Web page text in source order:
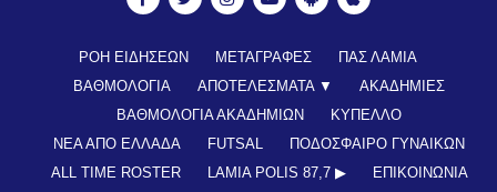
ΡΟΗ ΕΙΔΗΣΕΩΝ ΜΕΤΑΓΡΑΦΕΣ
ΠΑΣ ΛΑΜΙΑ
ΒΑΘΜΟΛΟΓΙΑ
ΑΠΟΤΕΛΕΣΜΑΤΑ ▼
ΑΚΑΔΗΜΙΕΣ
ΒΑΘΜΟΛΟΓΙΑ ΑΚΑΔΗΜΙΩΝ
ΚΥΠΕΛΛΟ
ΝΕΑ ΑΠΟ ΕΛΛΑΔΑ
FUTSAL
ΠΟΔΟΣΦΑΙΡΟ ΓΥΝΑΙΚΩΝ
ALL TIME ROSTER
LAMIA POLIS 87,7 ▶︎ ΕΠΙΚΟΙΝΩΝΊΑ